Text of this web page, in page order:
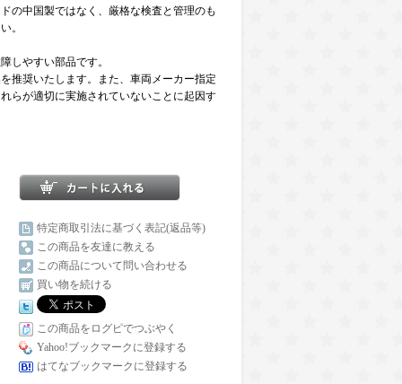
の中国製ではなく、厳格な検査と管理のも
。
しやすい部品です。
推奨いたします。また、車両メーカー指定
らが適切に実施されていないことに起因す
特定商取引法に基づく表記(返品等)
この商品を友達に教える
この商品について問い合わせる
買い物を続ける
この商品をログピでつぶやく
Yahoo!ブックマークに登録する
はてなブックマークに登録する